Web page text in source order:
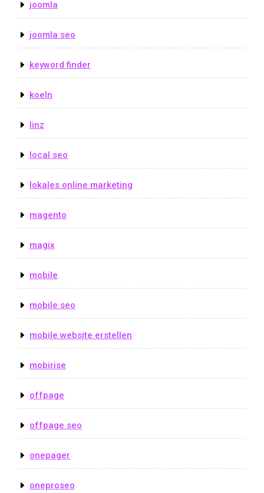
joomla
joomla seo
keyword finder
koeln
linz
local seo
lokales online marketing
magento
magix
mobile
mobile seo
mobile website erstellen
mobirise
offpage
offpage seo
onepager
oneproseo